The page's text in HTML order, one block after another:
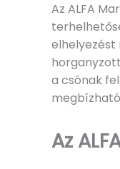
Az ALFA
elhelyezést
a csónak
Az